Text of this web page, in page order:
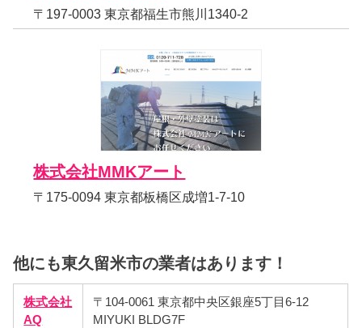
〒197-0003 東京都福生市熊川1340-2
株式会社MMKアート
〒175-0094 東京都板橋区成増1-7-10
他にも東久留米市の業者はあります！
株式会社
AQ
〒104-0061 東京都中央区銀座5丁目6-12
MIYUKI BLDG7F